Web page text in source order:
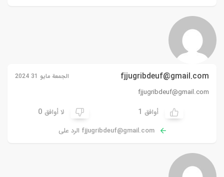
fjjugribdeuf@gmail.com الجمعة مايو 31 2024
fjjugribdeuf@gmail.com
أوافق 1 لا أوافق 0
fjjugribdeuf@gmail.com الرد على